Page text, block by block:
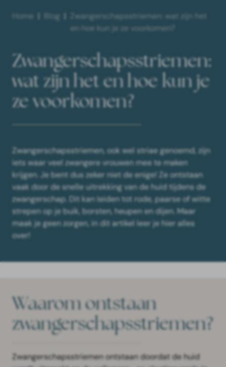
Home Blog
Zwangerschapsstriemen: wat zijn het
en hoe kun je ze voorkomen?
Zwangerschapsstriemen:
wat zijn het en hoe kun je
ze voorkomen?
Zwangerschapsstriemen, ook wel striae genoemd, zijn
iets waar veel zwangere vrouwen mee te maken
krijgen. Je bent dus zeker niet de enige! Ze ontstaan
vaak door de snelle uitrekking van de huid tijdens de
zwangerschap. Dit kan leiden tot rode, paarse of witte
strepen op je buik, borsten, heupen en dijen. Maar
maak je geen zorgen, in dit artikel leer je hier alles
over!
Waarom ontstaan
zwangerschapsstriemen?
Zwangerschapsstriemen ontstaan doordat de huid